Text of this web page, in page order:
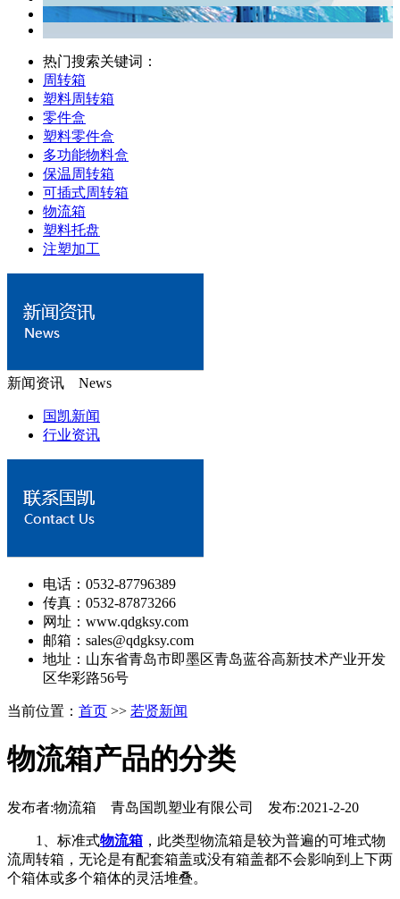
热门搜索关键词：
周转箱
塑料周转箱
零件盒
塑料零件盒
多功能物料盒
保温周转箱
可插式周转箱
物流箱
塑料托盘
注塑加工
新闻资讯 News
国凯新闻
行业资讯
电话：0532-87796389
传真：0532-87873266
网址：www.qdgksy.com
邮箱：sales@qdgksy.com
地址：山东省青岛市即墨区青岛蓝谷高新技术产业开发
区华彩路56号
当前位置： 首页 >> 若贤新闻
物流箱产品的分类
发布者:物流箱 青岛国凯塑业有限公司 发布:2021-2-20
1、标准式物流箱 ，此类型物流箱是较为普遍的可堆式物
流周转箱，无论是有配套箱盖或没有箱盖都不会影响到上下两
个箱体或多个箱体的灵活堆叠。